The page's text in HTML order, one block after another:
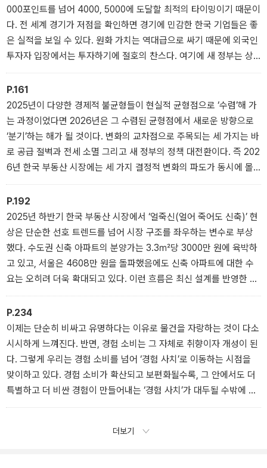
000포인트를 넘어 4000, 5000에 도달할 최적의 타이밍이기 때문이
다. 전 세계 경기가 저점을 확인하면 경기에 민감한 한국 기업들은 좋
은 실적을 보일 수 있다. 원화 가치는 역대급으로 싸기 때문에 외국인
투자자 입장에서는 투자하기에 절호의 찬스다. 여기에 새 정부는 상
법 개정, 부동산 투기 규제 등을 통한 주식시장 부양 의지가 있고, 운
이 좋으면 북한과의 관계도 개선될 수 있어 코리아 디스카운트가 해
소될 기회로 작용할 수 있다.
P.161
2025년이 다양한 경제적 불균형들이 현실적 균형점으로 ‘수렴’해 가
는 과정이었다면 2026년은 그 수렴된 균형점에서 새로운 방향으로
‘분기’하는 해가 될 것이다. 변화의 교차점으로 주목되는 세 가지는 바
로 공급 절벽과 전세 소멸 그리고 새 정부의 정책 대전환이다. 즉 202
6년 한국 부동산 시장에는 세 가지 결정적 변화의 파도가 동시에 몰
아칠 것으로 전망된다.
P.192
2025년 하반기 한국 부동산 시장에서 ‘얼죽신(얼어 죽어도 신축)’ 현
상은 단순한 선호 트렌드를 넘어 시장 구조를 좌우하는 변수로 부상
했다. 수도권 신축 아파트의 분양가는 3.3㎡당 3000만 원에 육박하
고 있고, 서울은 4608만 원을 돌파했음에도 신축 아파트에 대한 수
요는 오히려 더욱 확대되고 있다. 이런 흐름은 최신 설계를 반영한 평
면 구조, 빌트인 가전과 같은 편의 시설, 친환경 및 스마트 시스템 도
입 등으로 인해 구축 아파트와의 격차가 벌어진 결과다. 신축 아파트
가 가격 상승 및 미래가치 측면에서 우위를 점하고 있다는 인식이 확
산되면서, 수요는 더욱 집중되고 있다.
P.234
이제는 단순히 비싸고 유명하다는 이유로 물건을 자랑하는 것이 다소
시시하게 느껴진다. 반면, 경험 소비는 그 자체로 취향이자 개성이 된
다. 그렇게 우리는 경험 소비를 넘어 ‘경험 사치’로 이동하는 시점을
맞이하고 있다. 경험 소비가 확산되고 보편화될수록, 그 안에서도 더
특별하고 더 비싼 경험이 만들어내는 ‘경험 사치’가 대두될 수밖에 없
기 때문이다.
더보기